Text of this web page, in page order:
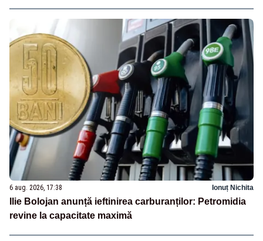
6 aug. 2026, 17:38 Ionuț Nichita
Ilie Bolojan anunță ieftinirea carburanților: Petromidia
revine la capacitate maximă